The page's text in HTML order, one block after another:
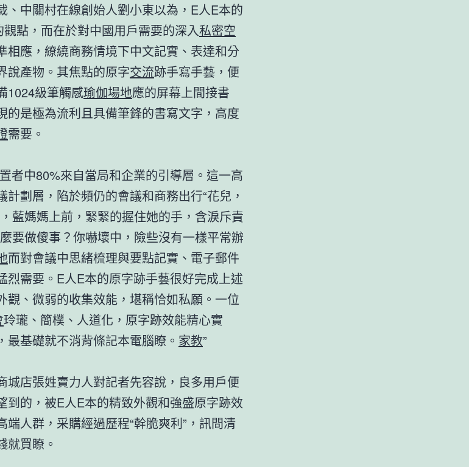
中關村在線創始人劉小東以為，E人E本的
觀點，而在於對中國用戶需要的深入私密空
相應，繚繞商務情境下中文記實、表達和分
說產物。其焦點的原字交流跡手寫手藝，便
1024級筆觸感瑜伽場地應的屏幕上間接書
的是極為流利且具備筆鋒的書寫文字，高度
需要。
中80%來自當局和企業的引導層。這一高
計劃層，陷於頻仍的會議和商務出行“花兒，
藍媽媽上前，緊緊的握住她的手，含淚斥責
要做傻事？你嚇壞中，險些沒有一樣平常辦
而對會議中思緒梳理與要點記實、電子郵件
烈需要。E人E本的原字跡手藝很好完成上述
觀、微弱的收集效能，堪稱恰如私願。一位
玲瓏、簡樸、人道化，原字跡效能精心實
最基礎就不消背條記本電腦瞭。 家教”
店張姓賣力人對記者先容說，良多用戶便
到的，被E人E本的精致外觀和強盛原字跡效
端人群，采購經過歷程“幹脆爽利”，訊問清
就買瞭。